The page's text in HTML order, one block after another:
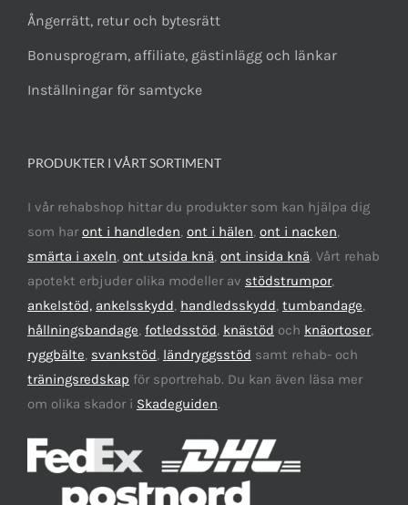
Ångerrätt, retur och bytesrätt
Bonusprogram, affiliate, gästinlägg och länkar
Inställningar för samtycke
PRODUKTER I VÅRT SORTIMENT
I vår rehabshop hittar du produkter som kan hjälpa dig
som haront i handleden, ont i hälen, ont i nacken,
smärta i axeln, ont utsida knä, ont insida knä. Vårt rehab
apotekt erbjuder olika modeller av stödstrumpor,
ankelstöd, ankelsskydd, handledsskydd, tumbandage,
hållningsbandage, fotledsstöd, knästöd och knäortoser,
ryggbälte, svankstöd, ländryggsstöd samt rehab- och
träningsredskap för sportrehab. Du kan även läsa mer
om olika skador i Skadeguiden.